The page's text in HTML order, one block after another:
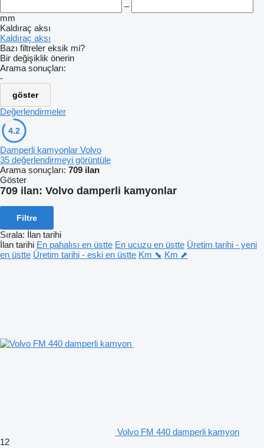
–
mm
Kaldıraç aksı
Kaldıraç aksı
Bazı filtreler eksik mi?
Bir değişiklik önerin
Arama sonuçları:
-
göster
Değerlendirmeler
4.2
Damperli kamyonlar Volvo
35 değerlendirmeyi görüntüle
Arama sonuçları: 709 ilan
Göster
709 ilan: Volvo damperli kamyonlar
Filtre
Sırala: İlan tarihi
İlan tarihi En pahalısı en üstte En ucuzu en üstte Üretim tarihi - yeni
en üstte Üretim tarihi - eski en üstte Km ⬊ Km ⬈
Volvo FM 440 damperli kamyon
12